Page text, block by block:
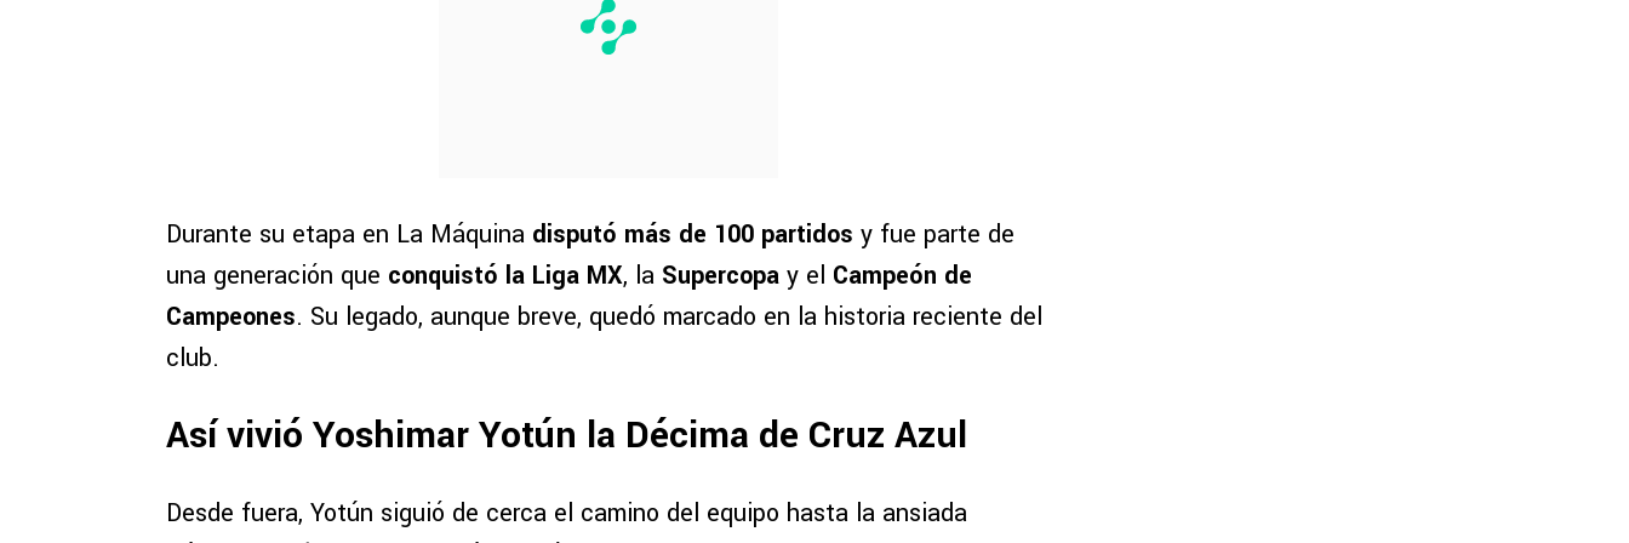
Durante su etapa en La Máquina disputó más de 100 partidos y fue parte de
una generación que conquistó la Liga MX, la Supercopa y el Campeón de
Campeones. Su legado, aunque breve, quedó marcado en la historia reciente del
club.
Así vivió Yoshimar Yotún la Décima de Cruz Azul
Desde fuera, Yotún siguió de cerca el camino del equipo hasta la ansiada